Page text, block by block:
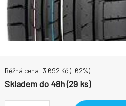
Běžná cena: 3 692Kč(-62%)
Skladem do 48h (29 ks)